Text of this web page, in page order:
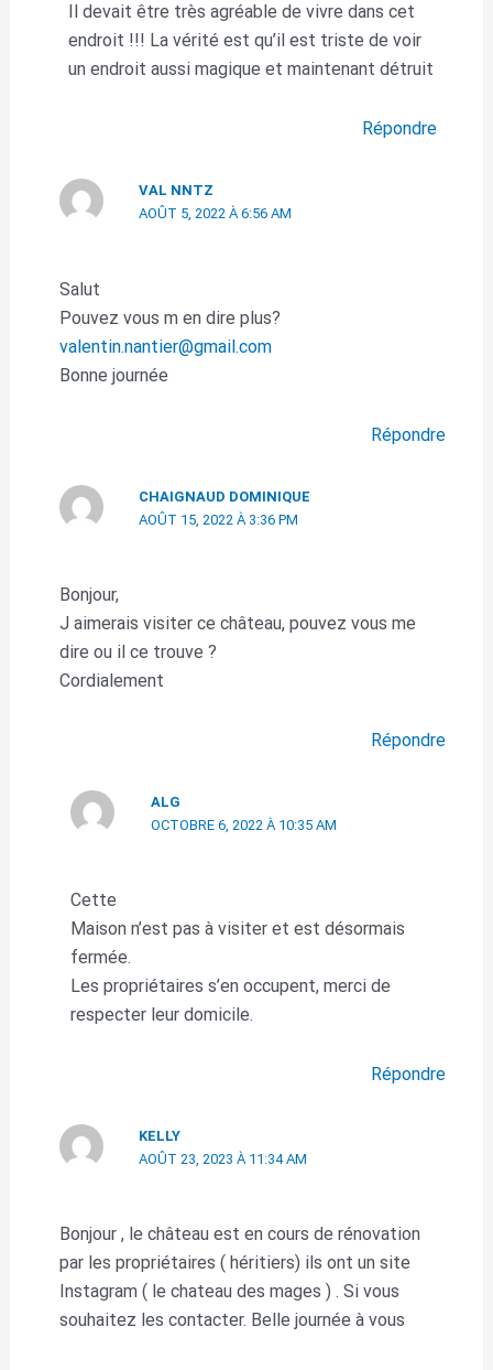
Il devait être très agréable de vivre dans cet
endroit !!! La vérité est qu’il est triste de voir
un endroit aussi magique et maintenant détruit
Répondre
VAL NNTZ
AOÛT 5, 2022 À 6:56 AM
Salut
Pouvez vous m en dire plus?
valentin.nantier@gmail.com
Bonne journée
Répondre
CHAIGNAUD DOMINIQUE
AOÛT 15, 2022 À 3:36 PM
Bonjour,
J aimerais visiter ce château, pouvez vous me
dire ou il ce trouve ?
Cordialement
Répondre
ALG
OCTOBRE 6, 2022 À 10:35 AM
Cette
Maison n’est pas à visiter et est désormais
fermée.
Les propriétaires s’en occupent, merci de
respecter leur domicile.
Répondre
KELLY
AOÛT 23, 2023 À 11:34 AM
Bonjour , le château est en cours de rénovation
par les propriétaires ( héritiers) ils ont un site
Instagram ( le chateau des mages ) . Si vous
souhaitez les contacter. Belle journée à vous